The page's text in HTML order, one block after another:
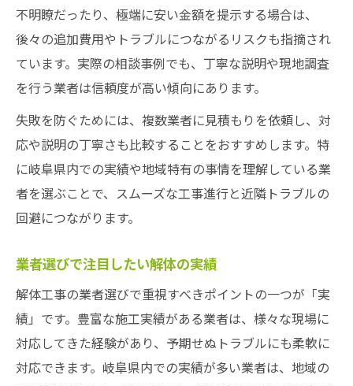
不明瞭だったり、極端に安い金額を提示する場合は、
後々の追加費用やトラブルにつながるリスクも指摘され
ています。実際の相談事例でも、丁寧な説明や現地調査
を行う業者は信頼度が高い傾向にあります。
失敗を防ぐためには、複数業者に見積もりを依頼し、対
応や説明の丁寧さも比較することをおすすめします。特
に岐阜県内での実績や地域特有の事情を理解している業
者を選ぶことで、スムーズな工事進行と近隣トラブルの
回避につながります。
業者選びで注目したい解体の実績
解体工事の業者選びで重視すべきポイントの一つが「実
績」です。豊富な施工実績がある業者は、様々な現場に
対応してきた経験があり、予期せぬトラブルにも柔軟に
対応できます。岐阜県内での実績が多い業者は、地域の